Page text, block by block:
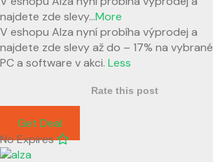
najdete zde slevy...More
V eshopu Alza nyní probíha výprodej a
najdete zde slevy až do – 17% na vybrané
PC a software v akci. Less
Rate this post
Get Deal
No Expires